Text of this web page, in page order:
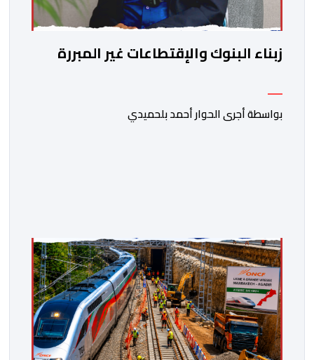
زبناء البنوك والإقتطاعات غير المبررة
بواسطة أجرى الحوار أحمد بلحميدي